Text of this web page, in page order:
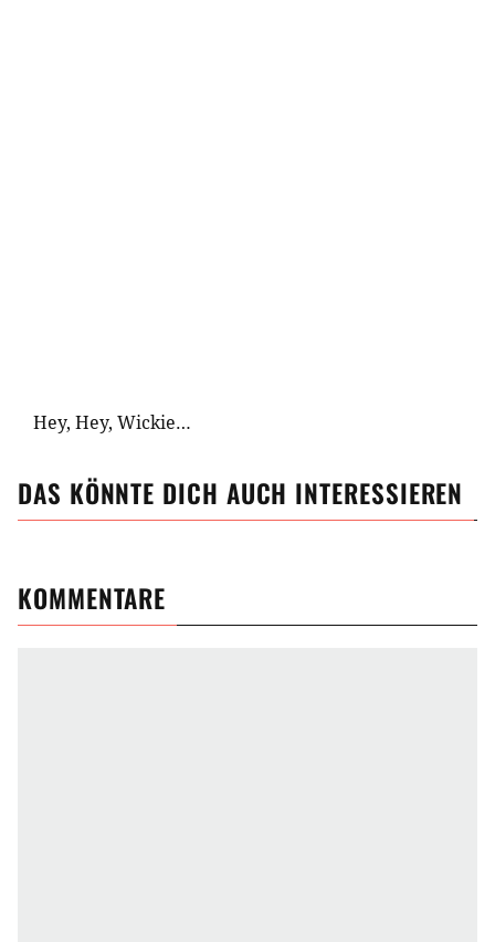
Hey, Hey, Wickie…
DAS KÖNNTE DICH AUCH INTERESSIEREN
KOMMENTARE